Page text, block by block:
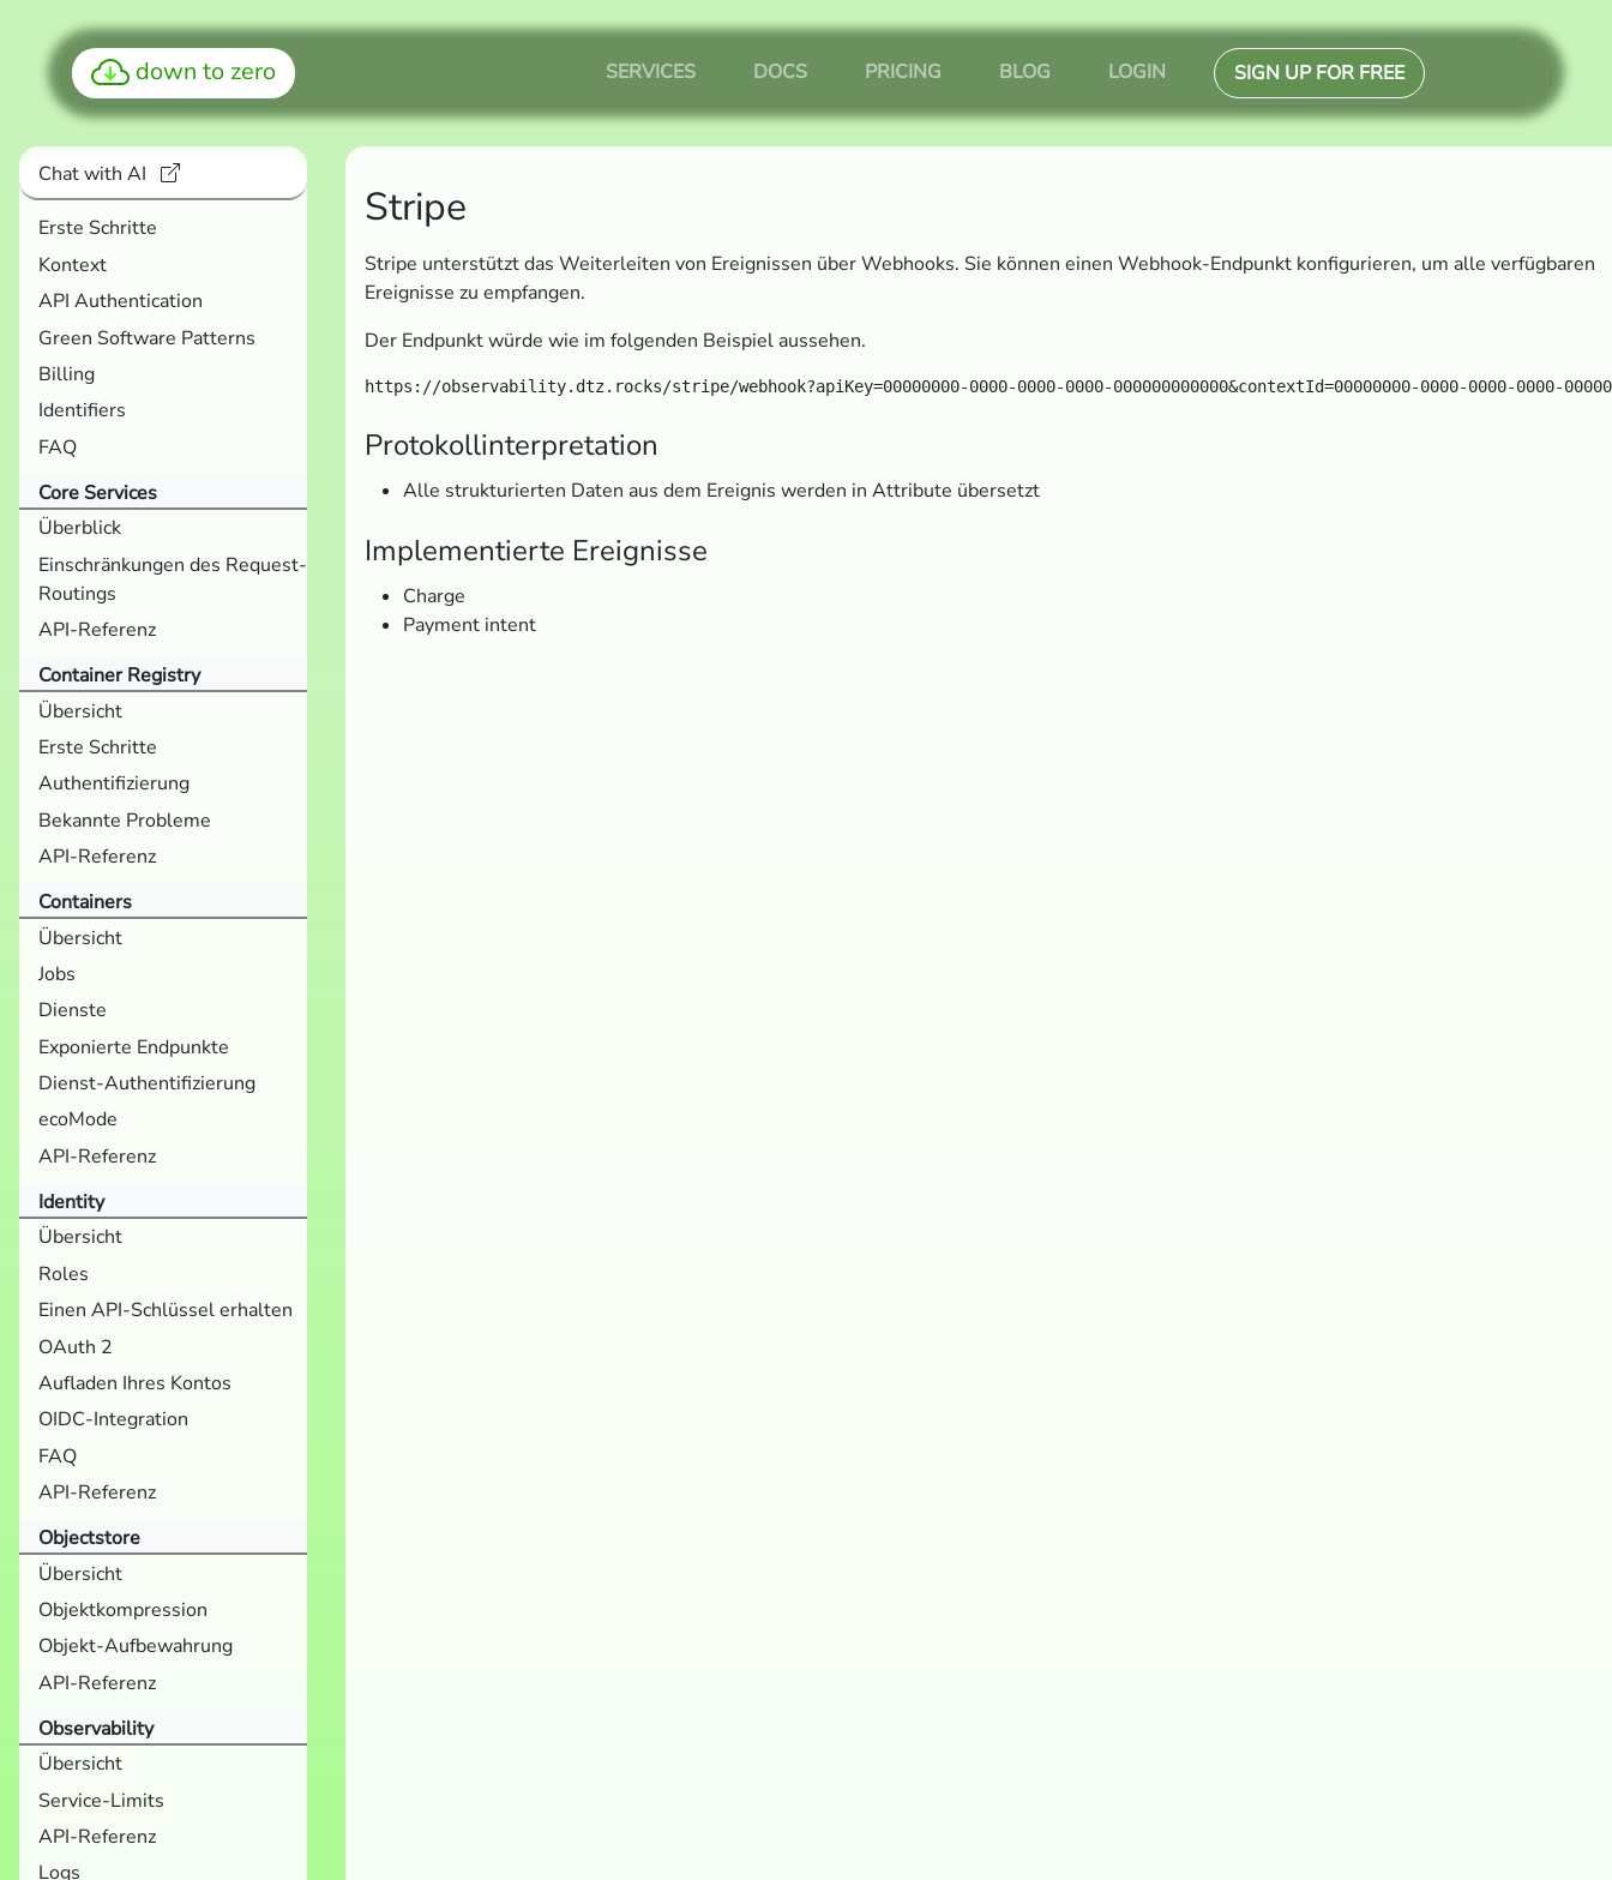
down to zero SERVICES DOCS PRICING BLOG LOGIN SIGN UP FOR FREE
Chat with AI
Erste Schritte
Kontext
API Authentication
Green Software Patterns
Billing
Identifiers
FAQ
Core Services
Überblick
Einschränkungen des Request-
Routings
API-Referenz
Container Registry
Übersicht
Erste Schritte
Authentifizierung
Bekannte Probleme
API-Referenz
Containers
Übersicht
Jobs
Dienste
Exponierte Endpunkte
Dienst-Authentifizierung
ecoMode
API-Referenz
Identity
Übersicht
Roles
Einen API-Schlüssel erhalten
OAuth 2
Aufladen Ihres Kontos
OIDC-Integration
FAQ
API-Referenz
Objectstore
Übersicht
Objektkompression
Objekt-Aufbewahrung
API-Referenz
Observability
Übersicht
Service-Limits
API-Referenz
Logs
Stripe
Stripe unterstützt das Weiterleiten von Ereignissen über Webhooks. Sie können einen Webhook-Endpunkt konfigurieren, um alle verfügbaren
Ereignisse zu empfangen.
Der Endpunkt würde wie im folgenden Beispiel aussehen.
Protokollinterpretation
Alle strukturierten Daten aus dem Ereignis werden in Attribute übersetzt
Implementierte Ereignisse
Charge
Payment intent